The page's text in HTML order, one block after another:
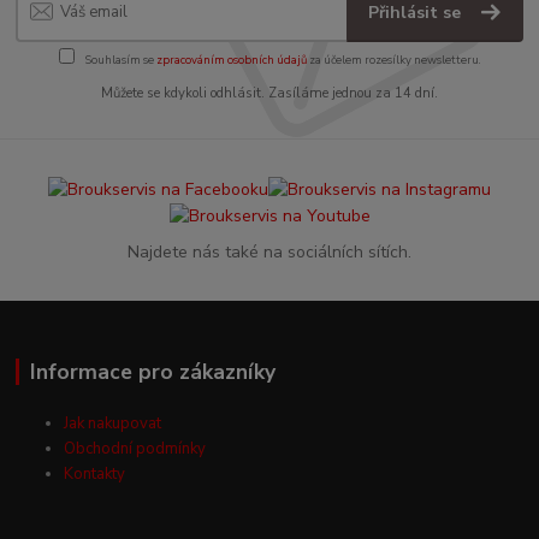
Přihlásit se
Souhlasím se zpracováním osobních údajůza účelem rozesílky newsletteru.
Můžete se kdykoli odhlásit. Zasíláme jednou za 14 dní.
Najdete nás také na sociálních sítích.
Informace pro zákazníky
Jak nakupovat
Obchodní podmínky
Kontakty